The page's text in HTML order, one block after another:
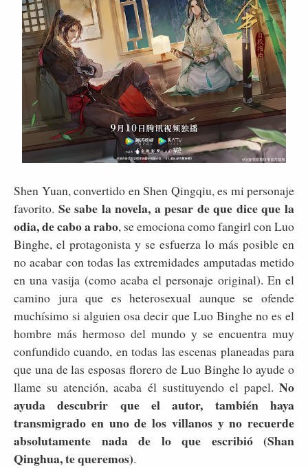
Shen Yuan, convertido en Shen Qingqiu, es mi personaje
favorito. Se sabe la novela, a pesar de que dice que la
odia, de cabo a rabo, se emociona como fangirl con Luo
Binghe, el protagonista y se esfuerza lo más posible en
no acabar con todas las extremidades amputadas metido
en una vasija (como acaba el personaje original). En el
camino jura que es heterosexual aunque se ofende
muchísimo si alguien osa decir que Luo Binghe no es el
hombre más hermoso del mundo y se encuentra muy
confundido cuando, en todas las escenas planeadas para
que una de las esposas florero de Luo Binghe lo ayude o
llame su atención, acaba él sustituyendo el papel. No
ayuda descubrir que el autor, también haya
transmigrado en uno de los villanos y no recuerde
absolutamente nada de lo que escribió (Shan
Qinghua, te queremos).